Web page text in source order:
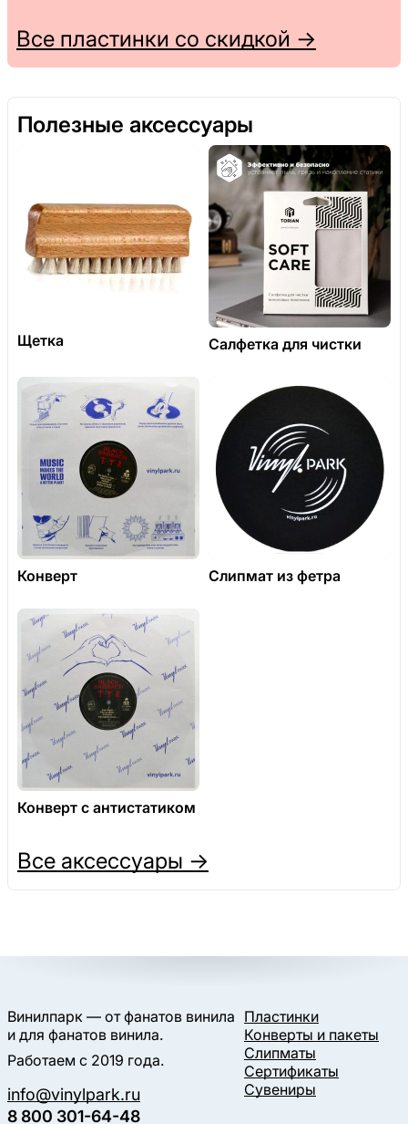
Все пластинки со скидкой →
Полезные аксессуары
Щетка Салфетка для чистки
Конверт Слипмат из фетра
Конверт с антистатиком
Все аксессуары →
Винилпарк — от фанатов винила
и для фанатов винила.
Работаем с 2019 года.
info@vinylpark.ru
8 800 301-64-48
Пластинки
Конверты и пакеты
Слипматы
Сертификаты
Сувениры